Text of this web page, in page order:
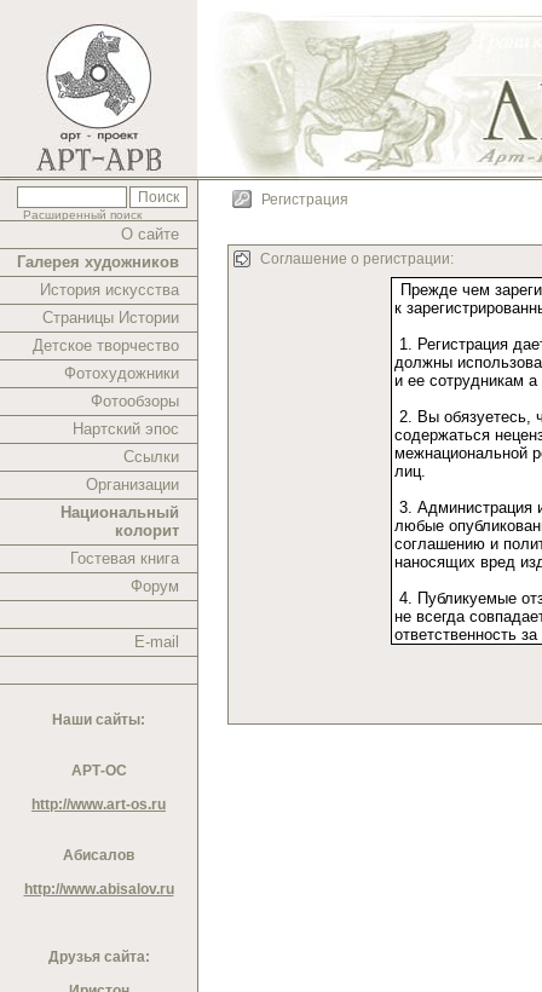
Расширенный поиск
О сайте
Галерея художников
История искусства
Страницы Истории
Детское творчество
Фотохудожники
Фотообзоры
Нартский эпос
Ссылки
Организации
Национальный
колорит
Гостевая книга
Форум
E-mail
Наши сайты:
АРТ-ОС
http://www.art-os.ru
Абисалов
http://www.abisalov.ru
Друзья сайта:
Регистрация
Соглашение о регистрации: